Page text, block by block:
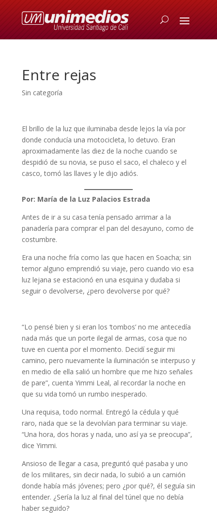
Entre rejas
Sin categoría
El brillo de la luz que iluminaba desde lejos la vía por
donde conducía una motocicleta, lo detuvo. Eran
aproximadamente las diez de la noche cuando se
despidió de su novia, se puso el saco, el chaleco y el
casco, tomó las llaves y le dijo adiós.
Por: María de la Luz Palacios Estrada
Antes de ir a su casa tenía pensado arrimar a la
panadería para comprar el pan del desayuno, como de
costumbre.
Era una noche fría como las que hacen en Soacha; sin
temor alguno emprendió su viaje, pero cuando vio esa
luz lejana se estacionó en una esquina y dudaba si
seguir o devolverse, ¿pero devolverse por qué?
“Lo pensé bien y si eran los ‘tombos’ no me antecedía
nada más que un porte ilegal de armas, cosa que no
tuve en cuenta por el momento. Decidí seguir mi
camino, pero nuevamente la iluminación se interpuso y
en medio de ella salió un hombre que me hizo señales
de pare”, cuenta Yimmi Leal, al recordar la noche en
que su vida tomó un rumbo inesperado.
Una requisa, todo normal. Entregó la cédula y qué
raro, nada que se la devolvían para terminar su viaje.
“Una hora, dos horas y nada, uno así ya se preocupa”,
dice Yimmi.
Ansioso de llegar a casa, preguntó qué pasaba y uno
de los militares, sin decir nada, lo subió a un camión
donde había más jóvenes; pero ¿por qué?, él seguía sin
entender. ¿Sería la luz al final del túnel que no debía
haber seguido?